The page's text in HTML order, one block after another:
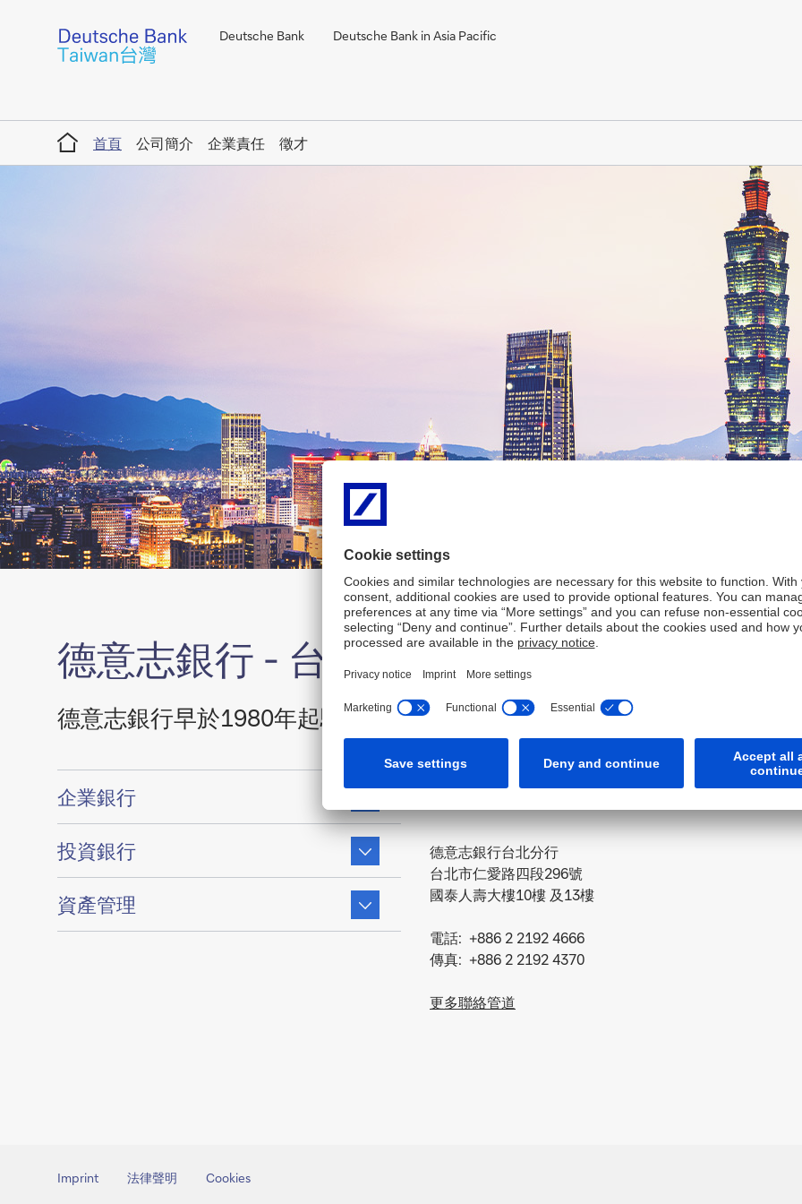
Deutsche Bank Deutsche Bank in Asia Pacific
Home
首頁
公司簡介 企業責任 徵才
德意志銀行 - 台灣強而有力的合作夥伴
德意志銀行早於1980年起駐足台灣。
Show
content
of
企業銀行
Show
content
of
投資銀行
Show
content
of
資產管理
聯繫方法 其他資訊
德意志銀行台北分行
台北市仁愛路四段296號
國泰人壽大樓10樓 及13樓
電話: +886 2 2192 4666
傳真: +886 2 2192 4370
更多聯絡管道
Imprint 法律聲明 Cookies